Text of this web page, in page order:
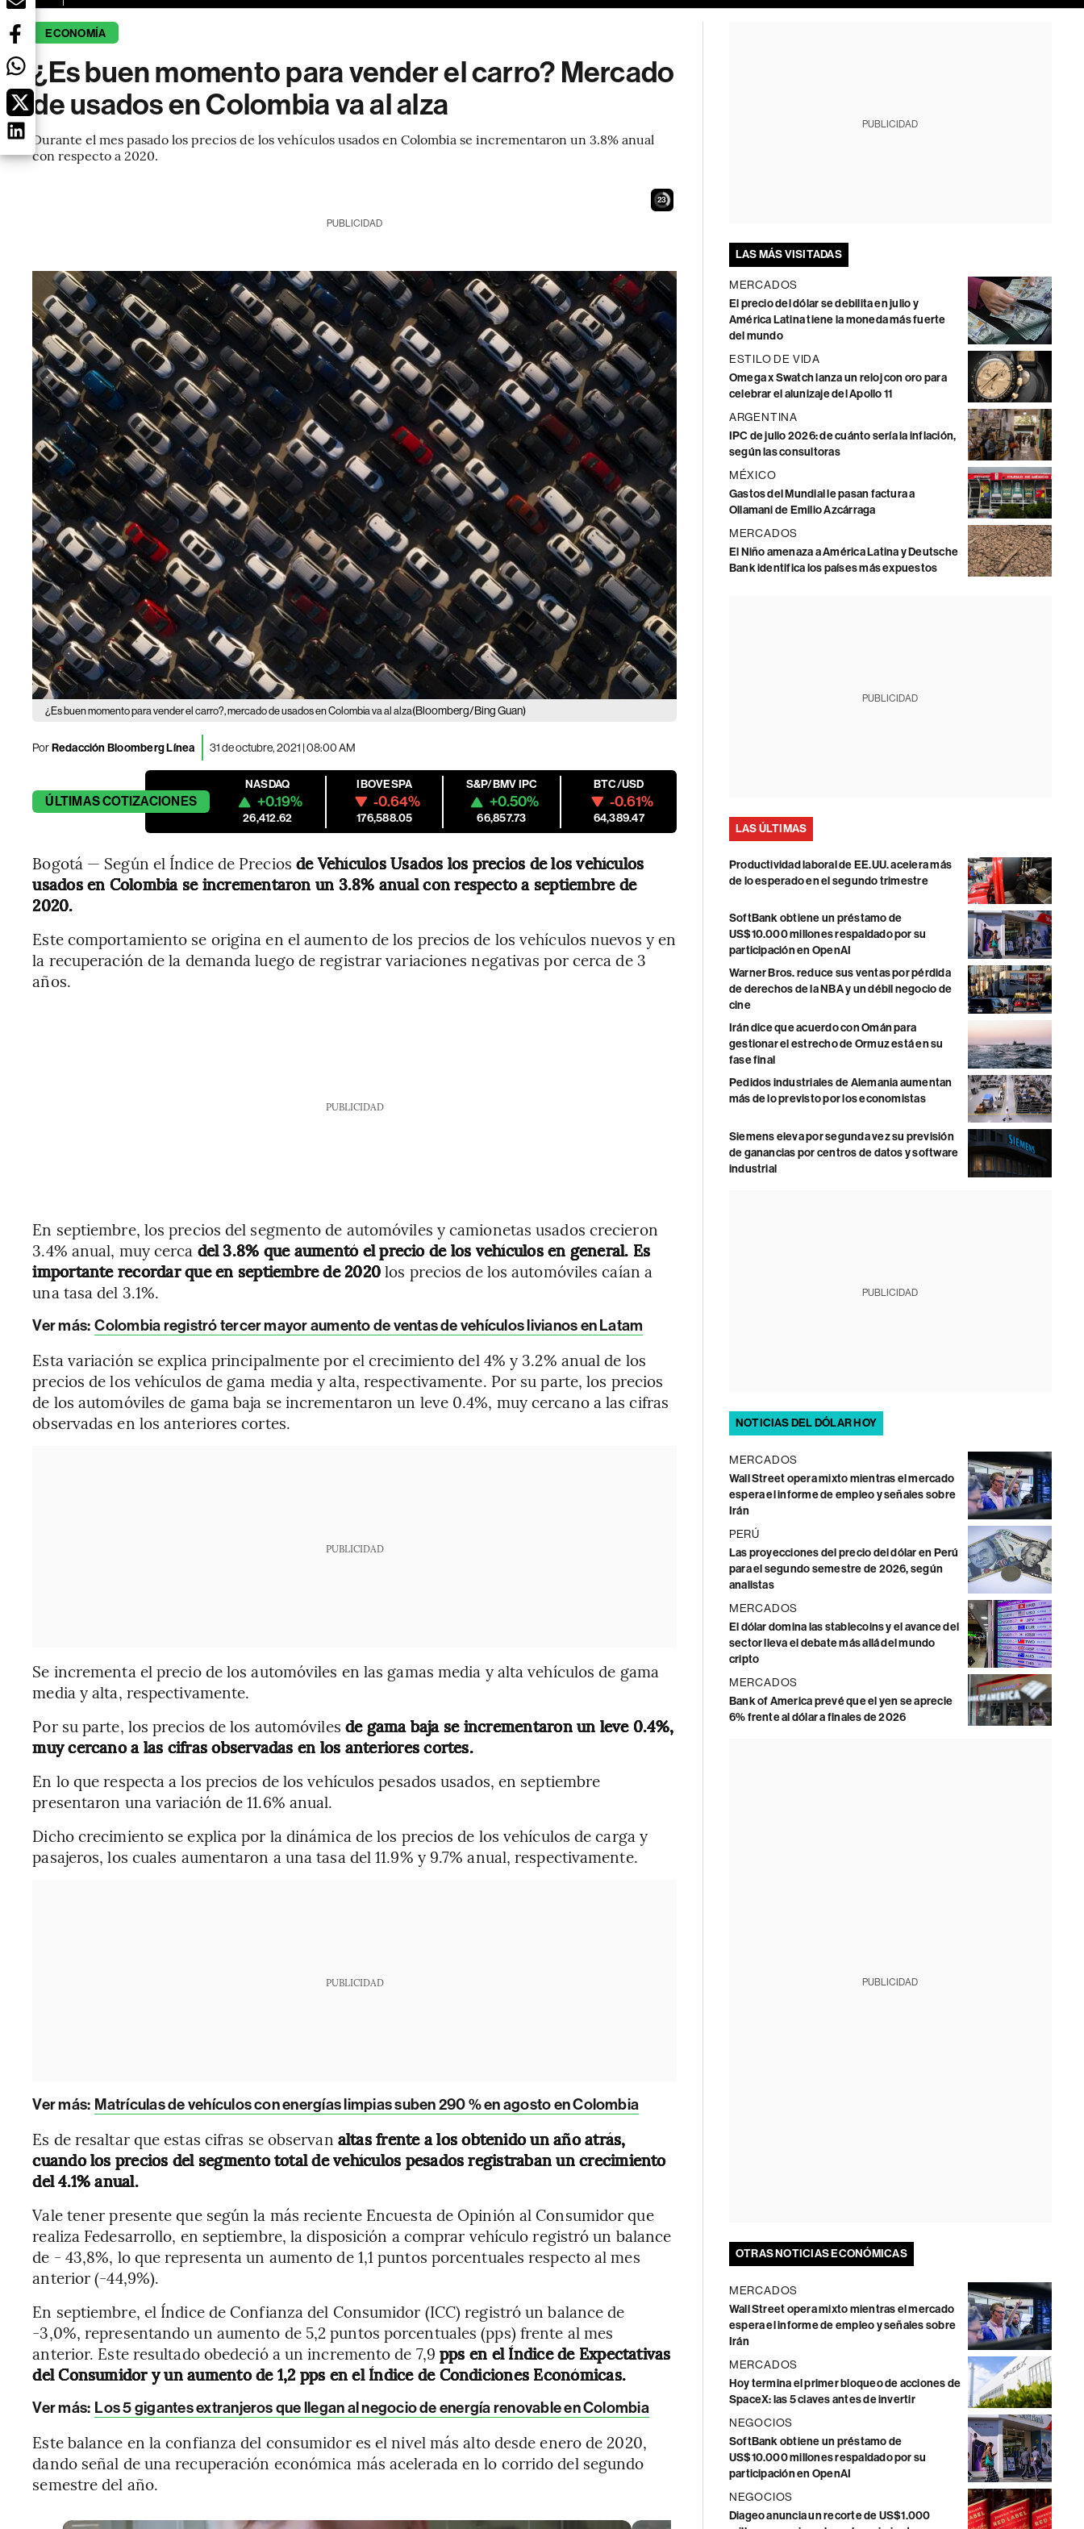
ECONOMÍA
¿Es buen momento para vender el carro? Mercado
de usados en Colombia va al alza
Durante el mes pasado los precios de los vehículos usados en Colombia se incrementaron un 3.8% anual
con respecto a 2020.
21
PUBLICIDAD
¿Es buen momento para vender el carro?, mercado de usados en Colombia va al alza(Bloomberg/Bing Guan)
PorRedacción Bloomberg Línea 31 de octubre, 2021 | 08:00 AM
ÚLTIMASCOTIZACIONES
NASDAQ
+0.19%
26,412.62
IBOVESPA
-0.64%
176,588.05
S&P/BMV IPC
+0.50%
66,857.73
BTC/USD
-0.61%
64,389.47
Bogotá — Según el Índice de Precios de Vehículos Usados los precios de los vehículos
usados en Colombia se incrementaron un 3.8% anual con respecto a septiembre de
2020.
Este comportamiento se origina en el aumento de los precios de los vehículos nuevos y en
la recuperación de la demanda luego de registrar variaciones negativas por cerca de 3
años.
PUBLICIDAD
En septiembre, los precios del segmento de automóviles y camionetas usados crecieron
3.4% anual, muy cerca del 3.8% que aumentó el precio de los vehículos en general. Es
importante recordar que en septiembre de 2020los precios de los automóviles caían a
una tasa del 3.1%.
Ver más: Colombia registró tercer mayor aumento de ventas de vehículos livianos en Latam
Esta variación se explica principalmente por el crecimiento del 4% y 3.2% anual de los
precios de los vehículos de gama media y alta, respectivamente. Por su parte, los precios
de los automóviles de gama baja se incrementaron un leve 0.4%, muy cercano a las cifras
observadas en los anteriores cortes.
PUBLICIDAD
Se incrementa el precio de los automóviles en las gamas media y alta vehículos de gama
media y alta, respectivamente.
Por su parte, los precios de los automóviles de gama baja se incrementaron un leve 0.4%,
muy cercano a las cifras observadas en los anteriores cortes.
En lo que respecta a los precios de los vehículos pesados usados, en septiembre
presentaron una variación de 11.6% anual.
Dicho crecimiento se explica por la dinámica de los precios de los vehículos de carga y
pasajeros, los cuales aumentaron a una tasa del 11.9% y 9.7% anual, respectivamente.
PUBLICIDAD
Ver más: Matrículas de vehículos con energías limpias suben 290 % en agosto en Colombia
Es de resaltar que estas cifras se observan altas frente a los obtenido un año atrás,
cuando los precios del segmento total de vehículos pesados registraban un crecimiento
del 4.1% anual.
Vale tener presente que según la más reciente Encuesta de Opinión al Consumidor que
realiza Fedesarrollo, en septiembre, la disposición a comprar vehículo registró un balance
de - 43,8%, lo que representa un aumento de 1,1 puntos porcentuales respecto al mes
anterior (-44,9%).
En septiembre, el Índice de Confianza del Consumidor (ICC) registró un balance de
-3,0%, representando un aumento de 5,2 puntos porcentuales (pps) frente al mes
anterior. Este resultado obedeció a un incremento de 7,9pps en el Índice de Expectativas
del Consumidor y un aumento de 1,2 pps en el Índice de Condiciones Económicas.
Ver más: Los 5 gigantes extranjeros que llegan al negocio de energía renovable en Colombia
Este balance en la confianza del consumidor es el nivel más alto desde enero de 2020,
dando señal de una recuperación económica más acelerada en lo corrido del segundo
semestre del año.
PUBLICIDAD
LAS MÁS VISITADAS
MERCADOS
El precio del dólar se debilita en julio y
América Latina tiene la moneda más fuerte
del mundo
ESTILO DE VIDA
Omega x Swatch lanza un reloj con oro para
celebrar el alunizaje del Apollo 11
ARGENTINA
IPC de julio 2026: de cuánto sería la inflación,
según las consultoras
MÉXICO
Gastos del Mundial le pasan factura a
Ollamani de Emilio Azcárraga
MERCADOS
El Niño amenaza a América Latina y Deutsche
Bank identifica los países más expuestos
PUBLICIDAD
LAS ÚLTIMAS
Productividad laboral de EE.UU. acelera más
de lo esperado en el segundo trimestre
SoftBank obtiene un préstamo de
US$10.000 millones respaldado por su
participación en OpenAI
Warner Bros. reduce sus ventas por pérdida
de derechos de la NBA y un débil negocio de
cine
Irán dice que acuerdo con Omán para
gestionar el estrecho de Ormuz está en su
fase final
Pedidos industriales de Alemania aumentan
más de lo previsto por los economistas
Siemens eleva por segunda vez su previsión
de ganancias por centros de datos y software
industrial
PUBLICIDAD
NOTICIAS DEL DÓLAR HOY
MERCADOS
Wall Street opera mixto mientras el mercado
espera el informe de empleo y señales sobre
Irán
PERÚ
Las proyecciones del precio del dólar en Perú
para el segundo semestre de 2026, según
analistas
MERCADOS
El dólar domina las stablecoins y el avance del
sector lleva el debate más allá del mundo
cripto
MERCADOS
Bank of America prevé que el yen se aprecie
6% frente al dólar a finales de 2026
PUBLICIDAD
OTRAS NOTICIAS ECONÓMICAS
MERCADOS
Wall Street opera mixto mientras el mercado
espera el informe de empleo y señales sobre
Irán
MERCADOS
Hoy termina el primer bloqueo de acciones de
SpaceX: las 5 claves antes de invertir
NEGOCIOS
SoftBank obtiene un préstamo de
US$10.000 millones respaldado por su
participación en OpenAI
NEGOCIOS
Diageo anuncia un recorte de US$1.000